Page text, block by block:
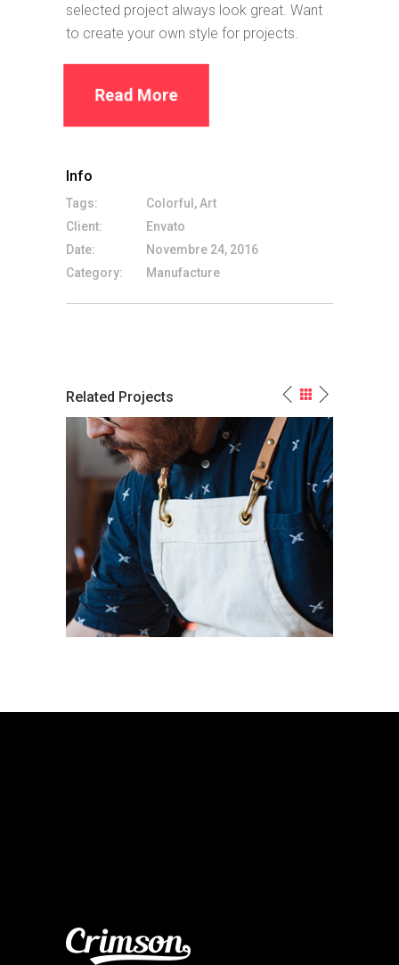
selected project always look great. Want
to create your own style for projects.
Read More
Info
Tags:
Colorful, Art
Client:
Envato
Date:
Novembre 24, 2016
Category:
Manufacture
Related Projects
Consider The Chemistry,
Beauty and Flavor